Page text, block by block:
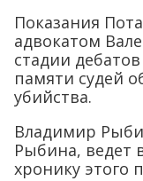
Показания
адвокатом
стадии
памяти судей
убийства.
Владимир
Рыбина, ведет
хронику этого